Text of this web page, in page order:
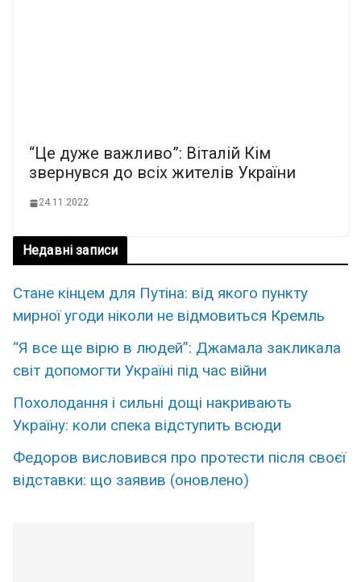
“Це дуже важливо”: Віталій Кім
звернувся до всіх жителів України
24.11.2022
Недавні записи
Стане кінцем для Путіна: від якого пункту
мирної угоди ніколи не відмовиться Кремль
“Я все ще вірю в людей”: Джамала закликала
світ допомогти Україні під час війни
Похолодання і сильні дощі накривають
Україну: коли спека відступить всюди
Федоров висловився про протести після своєї
відставки: що заявив (оновлено)